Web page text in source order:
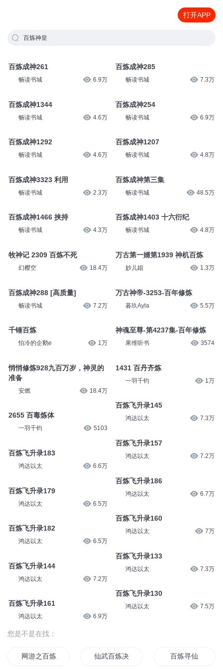
打开APP
百炼神皇
百炼成神261
畅读书城 6.9万
百炼成神1344
畅读书城 4.6万
百炼成神1292
畅读书城 4.6万
百炼成神3323 利用
畅读书城 2.3万
百炼成神1466 挟持
畅读书城 4.3万
牧神记 2309 百炼不死
幻樱空 18.4万
百炼成神288 [高质量]
畅读书城 7.2万
千锤百炼
怕冷的企鹅e 1万
悄悄修炼928九百万岁，神灵的
准备
安燃 18.4万
2655 百毒炼体
一羽千钧 5103
百炼飞升录183
鸿达以太 6.6万
百炼飞升录179
鸿达以太 6.5万
百炼飞升录182
鸿达以太 6.5万
百炼飞升录144
鸿达以太 7.2万
百炼飞升录161
鸿达以太 6.9万
百炼成神285
畅读书城 7.3万
百炼成神254
畅读书城 6.9万
百炼成神1207
畅读书城 4.8万
百炼成神第三集
畅读书城 48.5万
百炼成神1403 十六衍纪
畅读书城 4.8万
万古第一婿第1939 神机百炼
妙儿姐 1.3万
万古神帝-3253-百年修炼
暮玖Ayla 5.5万
神魂至尊-第4237集-百年修炼
果维听书 3574
1431 百丹齐炼
一羽千钧 1万
百炼飞升录145
鸿达以太 7.3万
百炼飞升录157
鸿达以太 7.2万
百炼飞升录186
鸿达以太 6.7万
百炼飞升录160
鸿达以太 7万
百炼飞升录133
鸿达以太 7.3万
百炼飞升录130
鸿达以太 7.5万
您是不是在找：
网游之百炼成神 仙武百炼决 百炼寻仙